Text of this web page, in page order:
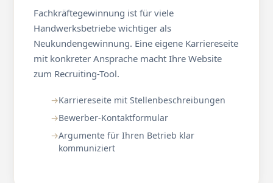
Fachkräftegewinnung ist für viele
Handwerksbetriebe wichtiger als
Neukundengewinnung. Eine eigene Karriereseite
mit konkreter Ansprache macht Ihre Website
zum Recruiting-Tool.
Karriereseite mit Stellenbeschreibungen
Bewerber-Kontaktformular
Argumente für Ihren Betrieb klar
kommuniziert